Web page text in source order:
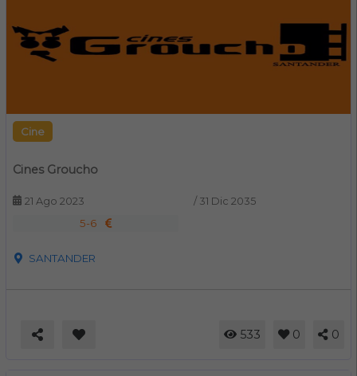
Cine
Cines Groucho
21 Ago 2023 / 31 Dic 2035
5-6
SANTANDER
533 0 0